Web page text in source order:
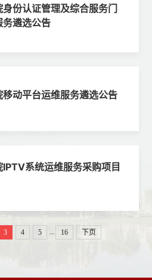
份认证管理及综合服务门
务遴选公告
移动平台运维服务遴选公告
系统运维服务采购项目
3 4 5 ... 16 下页